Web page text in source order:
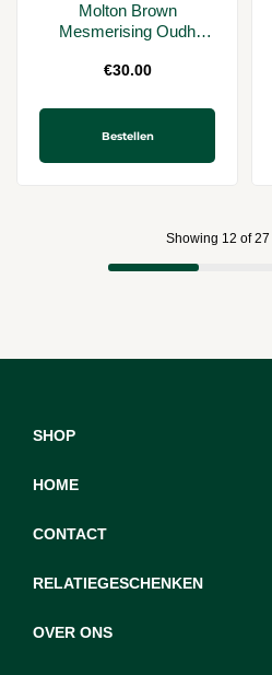
Molton Brown
Mesmerising Oudh
Wash 300ml
€30.00
Bestellen
Showing 12 of27
SHOP
HOME
CONTACT
RELATIEGESCHENKEN
OVER ONS